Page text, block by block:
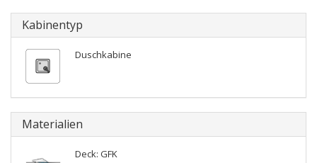
Kabinentyp
Duschkabine
Materialien
Deck: GFK